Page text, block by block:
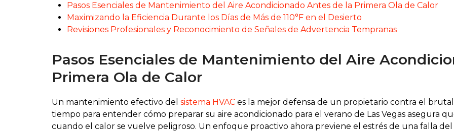
Pasos Esenciales de Mantenimiento del Aire Acondicionado Antes de la Primera Ola de Calor
Maximizando la Eficiencia Durante los Días de Más de 110°F en el Desierto
Revisiones Profesionales y Reconocimiento de Señales de Advertencia Tempranas
Pasos Esenciales de Mantenimiento del Aire
Primera Ola de Calor
Un mantenimiento efectivo del sistema HVAC es la mejor defensa de un propietario contra el
tiempo para entender cómo preparar su aire acondicionado para el verano de Las Vegas asegura
cuando el calor se vuelve peligroso. Un enfoque proactivo ahora previene el estrés de una falla